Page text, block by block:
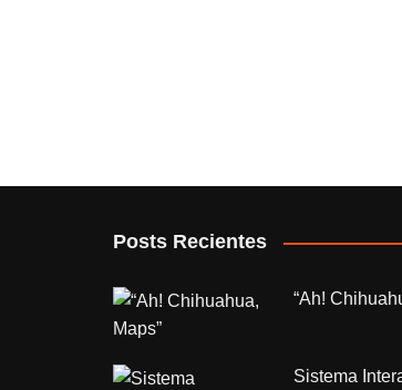
Posts Recientes
“Ah!
Sistema